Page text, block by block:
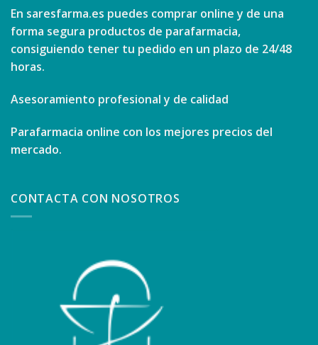
En saresfarma.es puedes comprar online y de una
forma segura productos de parafarmacia,
consiguiendo tener tu pedido en un plazo de 24/48
horas.
Asesoramiento profesional y de calidad
Parafarmacia online con los mejores precios del
mercado.
CONTACTA CON NOSOTROS